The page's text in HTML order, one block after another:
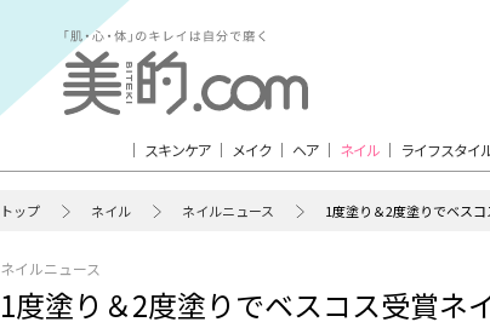
スキンケア メイク ヘア ネイル ライフスタイ
トップ ネイル ネイルニュース 1度塗り＆2度塗りでベス
ネイルニュース
1度塗り＆2度塗りでベスコス受賞ネ